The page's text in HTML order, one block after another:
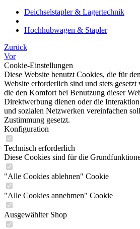
Deichselstapler & Lagertechnik
Hochhubwagen & Stapler
Zurück
Vor
Cookie-Einstellungen
Diese Website benutzt Cookies, die für
Website erforderlich sind und stets
die den Komfort bei Benutzung dieser
Direktwerbung dienen oder die
und sozialen Netzwerken vereinfachen
Zustimmung gesetzt.
Konfiguration
Technisch erforderlich
Diese Cookies sind für die
"Alle Cookies ablehnen" Cookie
"Alle Cookies annehmen" Cookie
Ausgewählter Shop